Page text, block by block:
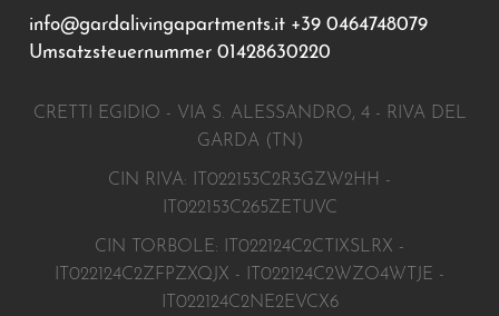
info@gardalivingapartments.it +39 0464748079
Umsatzsteuernummer 01428630220
CRETTI EGIDIO - VIA S. ALESSANDRO, 4 - RIVA DEL
GARDA (TN)
CIN RIVA: IT022153C2R3GZW2HH -
IT022153C265ZETUVC
CIN TORBOLE: IT022124C2CTIXSLRX -
IT022124C2ZFPZXQJX - IT022124C2WZO4WTJE -
IT022124C2NE2EVCX6